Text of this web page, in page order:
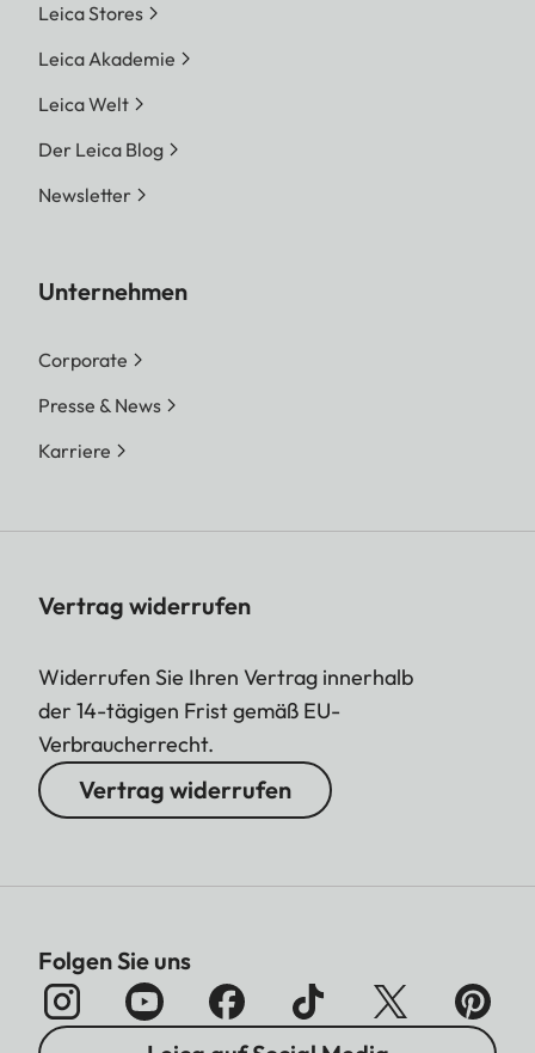
Leica Stores
Leica Akademie
Leica Welt
Der Leica Blog
Newsletter
Unternehmen
Corporate
Presse & News
Karriere
Vertrag widerrufen
Widerrufen Sie Ihren Vertrag innerhalb
der 14-tägigen Frist gemäß EU-
Verbraucherrecht.
Vertrag widerrufen
Folgen Sie uns